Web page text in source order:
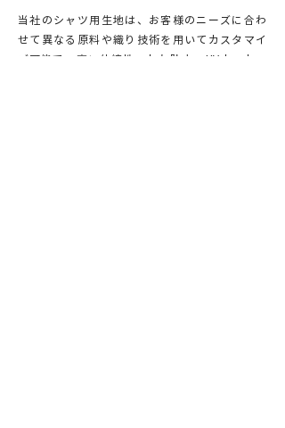
当社のシャツ用生地は、お客様のニーズに合わ
せて異なる原料や織り技術を用いてカスタマイ
ズ可能で、高い伸縮性、しわ防止、UVカット、